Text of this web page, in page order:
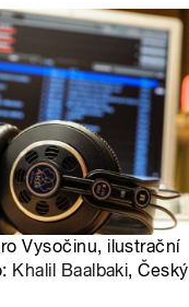
Vysočinu, ilustrační
Khalil Baalbaki, Český